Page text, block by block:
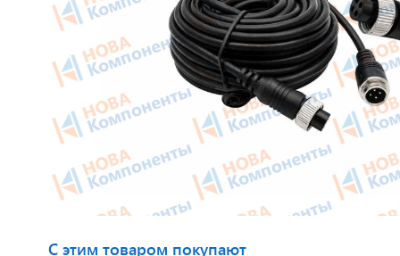
GPS и ГЛОНАСС трекеры
Датчики уровня топлива
Блоки СКЗИ (НКМ)
Датчики
С этим товаром покупают